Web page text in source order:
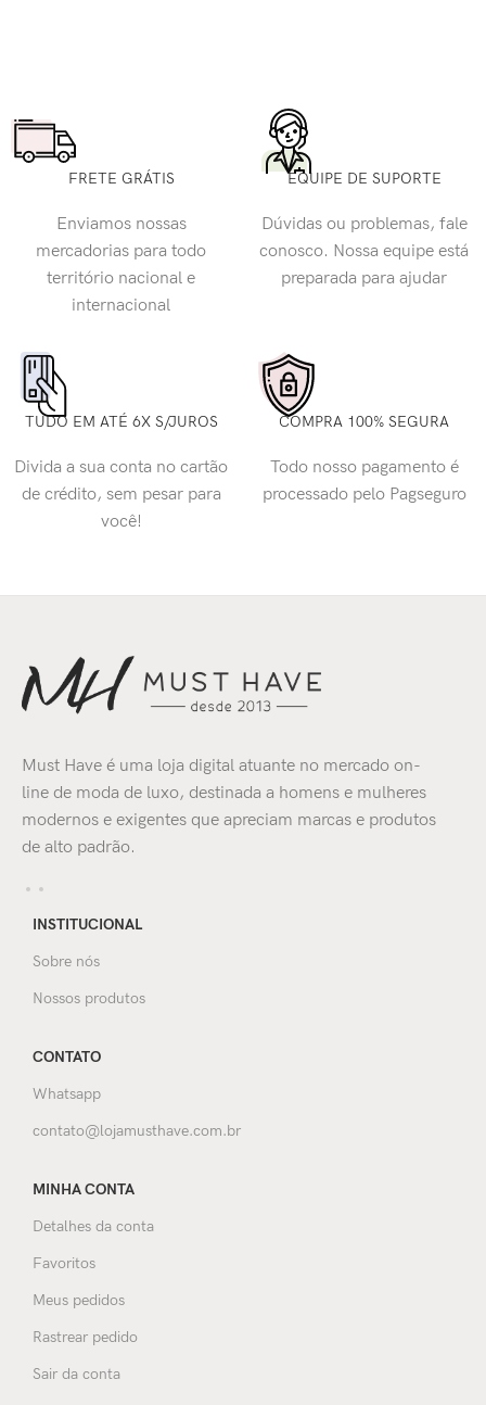
FRETE GRÁTIS
Enviamos nossas
mercadorias para todo
território nacional e
internacional
EQUIPE DE SUPORTE
Dúvidas ou problemas, fale
conosco. Nossa equipe está
preparada para ajudar
TUDO EM ATÉ 6X S/JUROS
Divida a sua conta no cartão
de crédito, sem pesar para
você!
COMPRA 100% SEGURA
Todo nosso pagamento é
processado pelo Pagseguro
Must Have é uma loja digital atuante no mercado on-
line de moda de luxo, destinada a homens e mulheres
modernos e exigentes que apreciam marcas e produtos
de alto padrão.
INSTITUCIONAL
Sobre nós
Nossos produtos
CONTATO
Whatsapp
contato@lojamusthave.com.br
MINHA CONTA
Detalhes da conta
Favoritos
Meus pedidos
Rastrear pedido
Sair da conta